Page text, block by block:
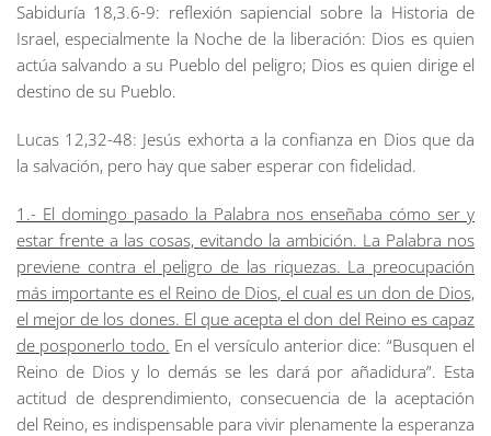
Sabiduría 18,3.6-9: reflexión sapiencial sobre la Historia de
Israel, especialmente la Noche de la liberación: Dios es quien
actúa salvando a su Pueblo del peligro; Dios es quien dirige el
destino de su Pueblo.
Lucas 12,32-48: Jesús exhorta a la confianza en Dios que da
la salvación, pero hay que saber esperar con fidelidad.
1.- El domingo pasado la Palabra nos enseñaba cómo ser y
estar frente a las cosas, evitando la ambición. La Palabra nos
previene contra el peligro de las riquezas. La preocupación
más importante es el Reino de Dios, el cual es un don de Dios,
el mejor de los dones. El que acepta el don del Reino es capaz
de posponerlo todo. En el versículo anterior dice: “Busquen el
Reino de Dios y lo demás se les dará por añadidura”. Esta
actitud de desprendimiento, consecuencia de la aceptación
del Reino, es indispensable para vivir plenamente la esperanza